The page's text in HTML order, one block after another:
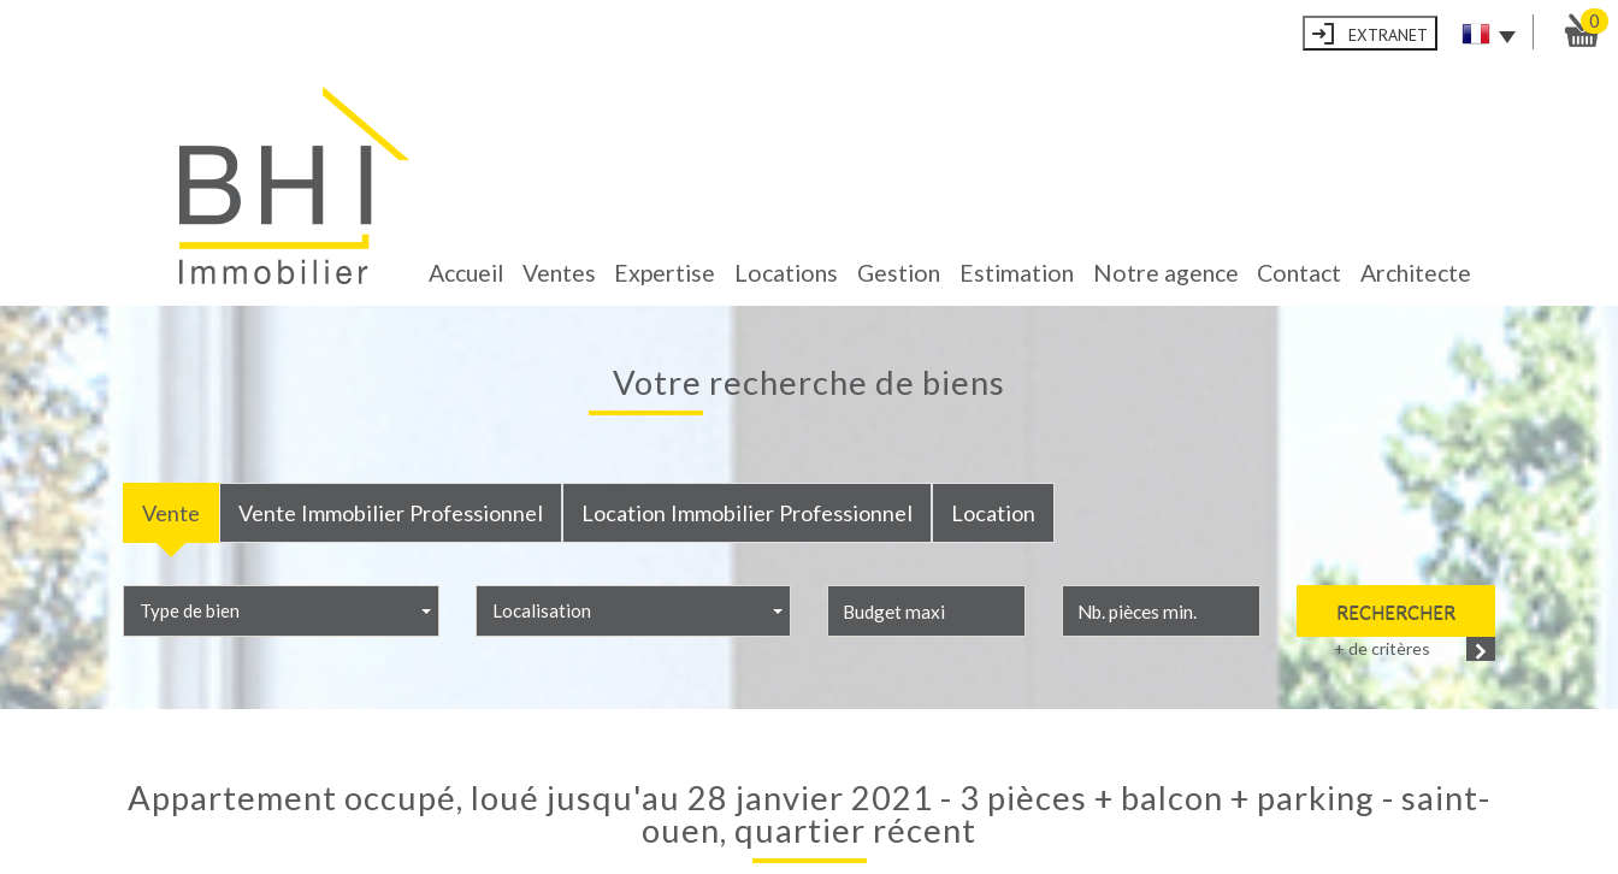
EXTRANET
0
accueil ventes expertise locations gestion estimation notre agence contact architecte
votre recherche de biens
Vente Vente Immobilier Professionnel Location Immobilier Professionnel Location
Type de bien Localisation RECHERCHER
+ de critères
appartement occupé, loué jusqu'au 28 janvier 2021 - 3 pièces + balcon + parking - saint-
ouen, quartier récent